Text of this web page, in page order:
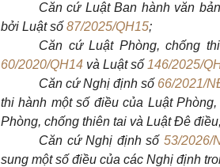
Căn cứ Luật Ban hành văn
bởi Luật số 87/2025/QH15;
Căn cứ Luật Phòng, chống
60/2020/QH14 và Luật số 146/2025/
Căn cứ Nghị định số 66/2021/
thi hành một số điều của Luật
Phòng, chống thiên tai và Luật Đê
Căn cứ Nghị định số 53/2026/
sung một số điều của các Nghị định